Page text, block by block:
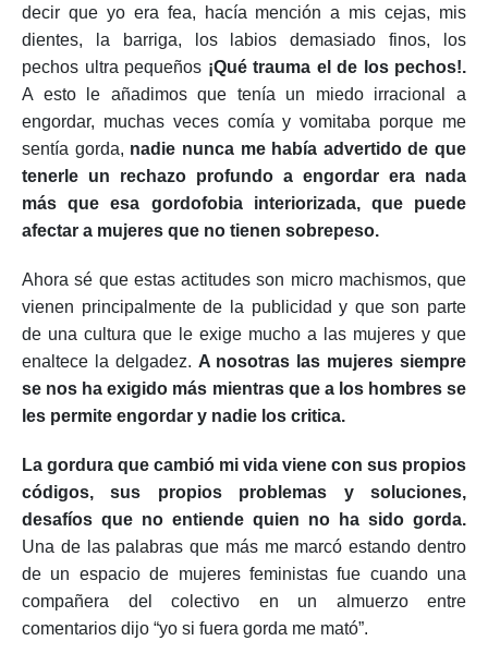
decir que yo era fea, hacía mención a mis cejas, mis
dientes, la barriga, los labios demasiado finos, los
pechos ultra pequeños ¡Qué trauma el de los pechos!.
A esto le añadimos que tenía un miedo irracional a
engordar, muchas veces comía y vomitaba porque me
sentía gorda, nadie nunca me había advertido de que
tenerle un rechazo profundo a engordar era nada
más que esa gordofobia interiorizada, que puede
afectar a mujeres que no tienen sobrepeso.
Ahora sé que estas actitudes son micro machismos, que
vienen principalmente de la publicidad y que son parte
de una cultura que le exige mucho a las mujeres y que
enaltece la delgadez. A nosotras las mujeres siempre
se nos ha exigido más mientras que a los hombres se
les permite engordar y nadie los critica.
La gordura que cambió mi vida viene con sus propios
códigos, sus propios problemas y soluciones,
desafíos que no entiende quien no ha sido gorda.
Una de las palabras que más me marcó estando dentro
de un espacio de mujeres feministas fue cuando una
compañera del colectivo en un almuerzo entre
comentarios dijo “yo si fuera gorda me mató”.